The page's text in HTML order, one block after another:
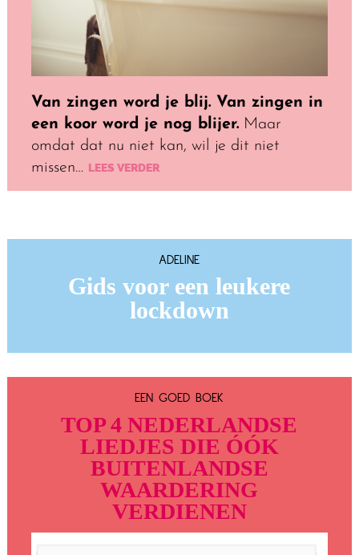
Van zingen word je blij. Van zingen in
een koor word je nog blijer.Maar
omdat dat nu niet kan, wil je dit niet
missen… LEES VERDER
ADELINE
Gids voor een leukere
lockdown
EEN GOED BOEK
TOP 4 NEDERLANDSE
LIEDJES DIE ÓÓK
BUITENLANDSE
WAARDERING
VERDIENEN